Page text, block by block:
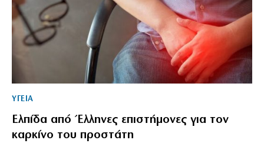
ΥΓΕΙΑ
Ελπίδα από Έλληνες επιστήμονες για τον
καρκίνο του προστάτη